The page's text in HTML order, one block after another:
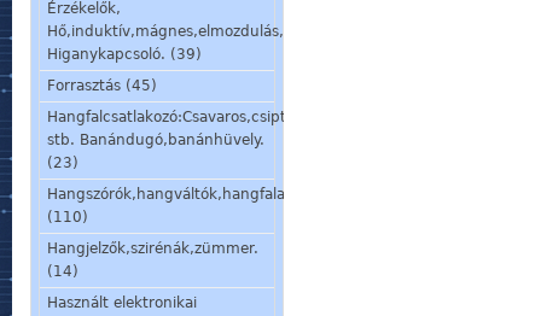
Érzékelők,
Hő,induktív,mágnes,elmozdulás,stb.
Higanykapcsoló. (39)
Forrasztás (45)
Hangfalcsatlakozó:Csavaros,csiptetős,speakon,din,
stb. Banándugó,banánhüvely.
(23)
Hangszórók,hangváltók,hangfalalkatrészek,mikrofon,fülhallgató.
(110)
Hangjelzők,szirénák,zümmer.
(14)
Használt elektronikai